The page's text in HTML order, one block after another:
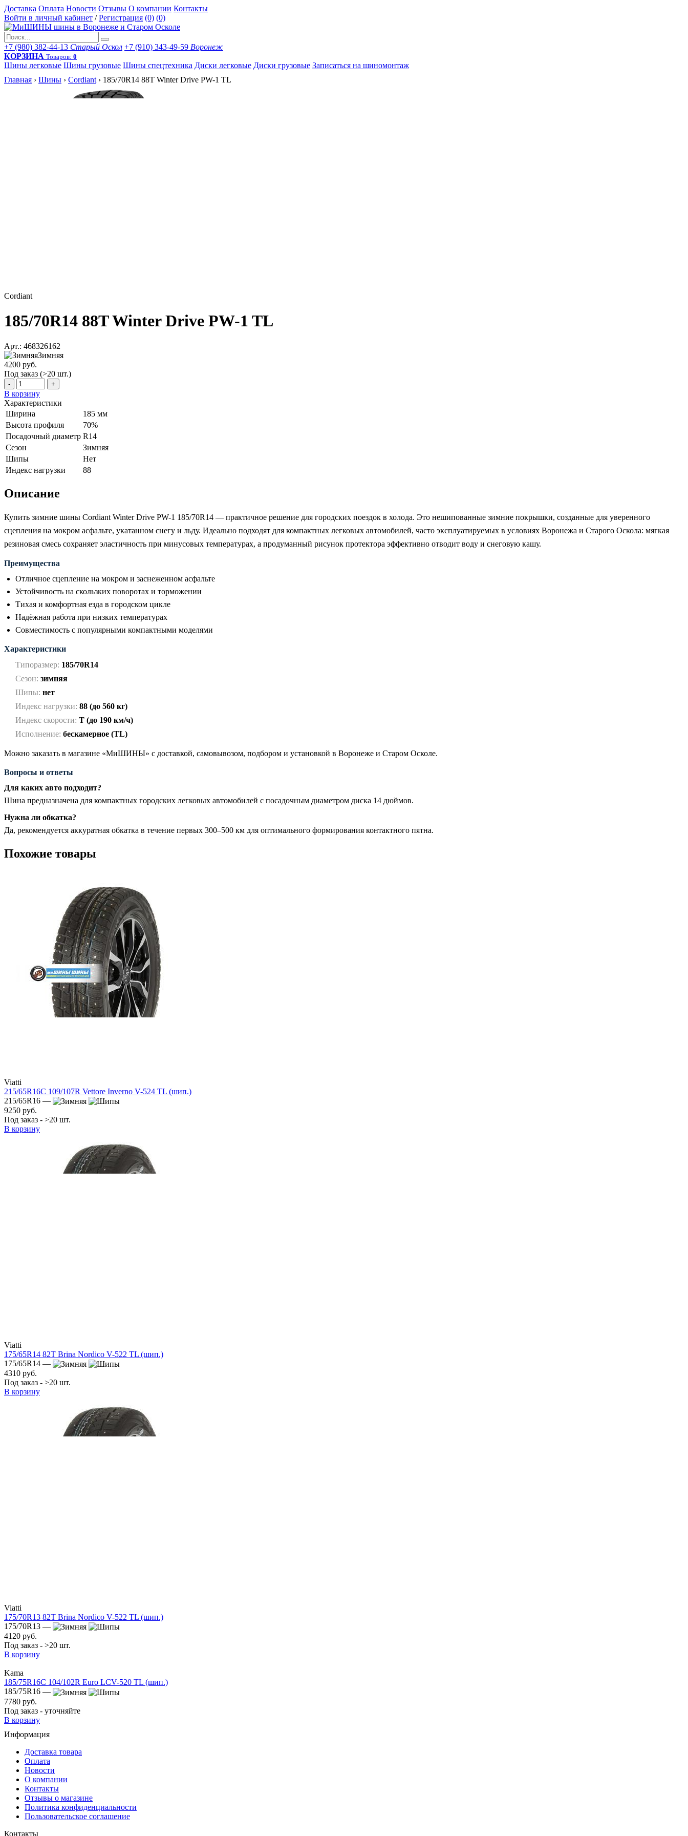
Доставка Оплата Новости Отзывы О компании Контакты
Войти в личный кабинет / Регистрация (0) (0)
+7 (980) 382-44-13 Старый Оскол +7 (910) 343-49-59 Воронеж
КОРЗИНА Товаров: 0
Шины легковые Шины грузовые Шины спецтехника Диски легковые Диски грузовые Записаться на шиномонтаж
Главная › Шины › Cordiant › 185/70R14 88T Winter Drive PW-1 TL
Cordiant
185/70R14 88T Winter Drive PW-1 TL
Арт.: 468326162
Зимняя
4200 руб.
Под заказ (>20 шт.)
- +
В корзину
Характеристики
Ширина
185 мм
Высота профиля
70%
Посадочный диаметр R14
Сезон
Зимняя
Шипы
Нет
Индекс нагрузки
88
Описание
Купить зимние шины Cordiant Winter Drive PW-1 185/70R14 — практичное решение для городских поездок в холода. Это нешипованные зимние покрышки, созданные для уверенного
сцепления на мокром асфальте, укатанном снегу и льду. Идеально подходят для компактных легковых автомобилей, часто эксплуатируемых в условиях Воронежа и Старого Оскола: мягкая
резиновая смесь сохраняет эластичность при минусовых температурах, а продуманный рисунок протектора эффективно отводит воду и снеговую кашу.
Преимущества
Отличное сцепление на мокром и заснеженном асфальте
Устойчивость на скользких поворотах и торможении
Тихая и комфортная езда в городском цикле
Надёжная работа при низких температурах
Совместимость с популярными компактными моделями
Характеристики
Типоразмер: 185/70R14
Сезон: зимняя
Шипы: нет
Индекс нагрузки: 88 (до 560 кг)
Индекс скорости: T (до 190 км/ч)
Исполнение: бескамерное (TL)
Можно заказать в магазине «МиШИНЫ» с доставкой, самовывозом, подбором и установкой в Воронеже и Старом Осколе.
Вопросы и ответы
Для каких авто подходит?
Шина предназначена для компактных городских легковых автомобилей с посадочным диаметром диска 14 дюймов.
Нужна ли обкатка?
Да, рекомендуется аккуратная обкатка в течение первых 300–500 км для оптимального формирования контактного пятна.
Похожие товары
Viatti
215/65R16C 109/107R Vettore Inverno V-524 TL (шип.)
215/65R16 —
9250 руб.
Под заказ - >20 шт.
В корзину
Viatti
175/65R14 82T Brina Nordico V-522 TL (шип.)
175/65R14 —
4310 руб.
Под заказ - >20 шт.
В корзину
Viatti
175/70R13 82T Brina Nordico V-522 TL (шип.)
175/70R13 —
4120 руб.
Под заказ - >20 шт.
В корзину
Kama
185/75R16C 104/102R Euro LCV-520 TL (шип.)
185/75R16 —
7780 руб.
Под заказ - уточняйте
В корзину
Информация
Доставка товара
Оплата
Новости
О компании
Контакты
Отзывы о магазине
Политика конфиденциальности
Пользовательское соглашение
Контакты